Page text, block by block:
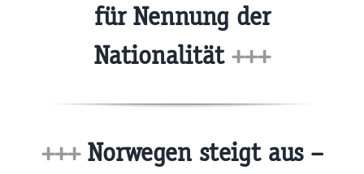
für Nennung der
Nationalität +++
+++Norwegen steigt aus –